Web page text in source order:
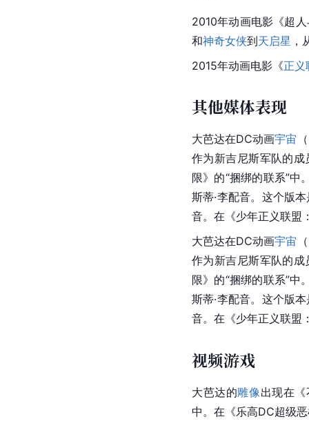
2010年动画电影《超
和神奇女侠到天启星 ，
2015年动画电影《正义
其他媒体表现
大芭达在DC动画宇宙
作为新吉尼斯军队的
限》的“捆绑的联系”
斯蒂·李配音。这个版
音。在《少年正义联盟
大芭达在DC动画宇宙
作为新吉尼斯军队的
限》的“捆绑的联系”
斯蒂·李配音。这个版
音。在《少年正义联盟
视频游戏
大芭达的雕像出现在
中。在《乐高DC超级